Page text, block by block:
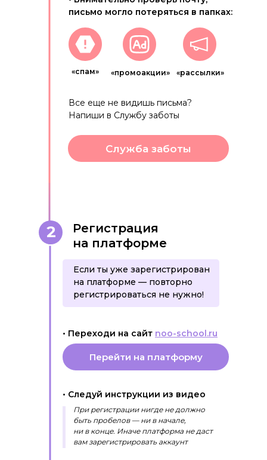
«рассылки»
«промоакции»
«спам»
Все еще не видишь письма?
Напиши в Службу заботы
письмо могло потеряться в папках:
Служба заботы
2
• Следуй инструкции из видео
Регистрация
на платформе
• Переходи на сайт noo-school.ru
Если ты уже зарегистрирован
на платформе — повторно
регистрироваться не нужно!
Перейти на платформу
При регистрации нигде не должно
быть пробелов — ни в начале,
ни в конце. Иначе платформа не даст
вам зарегистрировать аккаунт